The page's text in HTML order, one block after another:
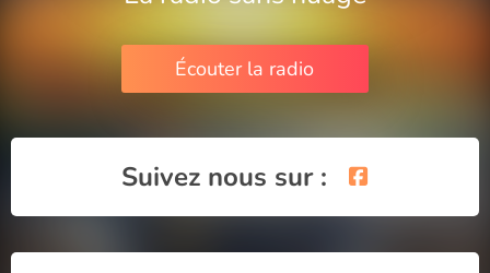
Écouter la radio
Suivez nous sur :